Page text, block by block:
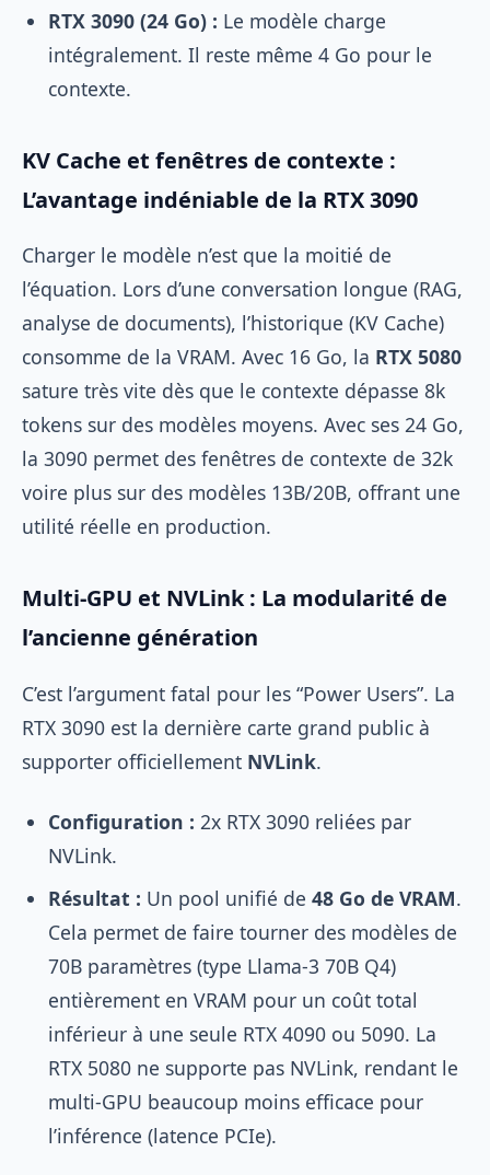
RTX 3090 (24 Go) : Le modèle charge
intégralement. Il reste même 4 Go pour le
contexte.
KV Cache et fenêtres de contexte :
L’avantage indéniable de la RTX 3090
Charger le modèle n’est que la moitié de
l’équation. Lors d’une conversation longue (RAG,
analyse de documents), l’historique (KV Cache)
consomme de la VRAM. Avec 16 Go, la RTX 5080
sature très vite dès que le contexte dépasse 8k
tokens sur des modèles moyens. Avec ses 24 Go,
la 3090 permet des fenêtres de contexte de 32k
voire plus sur des modèles 13B/20B, offrant une
utilité réelle en production.
Multi-GPU et NVLink : La modularité de
l’ancienne génération
C’est l’argument fatal pour les “Power Users”. La
RTX 3090 est la dernière carte grand public à
supporter officiellement NVLink.
Configuration : 2x RTX 3090 reliées par
NVLink.
Résultat : Un pool unifié de 48 Go de VRAM.
Cela permet de faire tourner des modèles de
70B paramètres (type Llama-3 70B Q4)
entièrement en VRAM pour un coût total
inférieur à une seule RTX 4090 ou 5090. La
RTX 5080 ne supporte pas NVLink, rendant le
multi-GPU beaucoup moins efficace pour
l’inférence (latence PCIe).